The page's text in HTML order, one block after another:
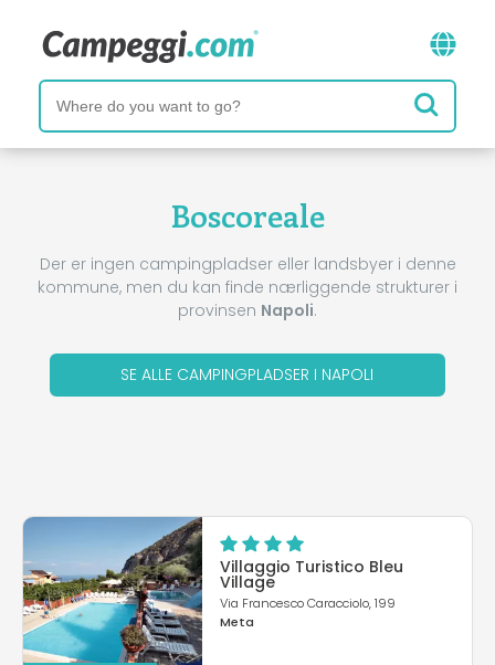
Boscoreale
Der er ingen campingpladser eller landsbyer i denne
kommune, men du kan finde nærliggende strukturer i
provinsen Napoli.
SE ALLE CAMPINGPLADSER I NAPOLI
Villaggio Turistico Bleu
Village
Via Francesco Caracciolo, 199
Meta